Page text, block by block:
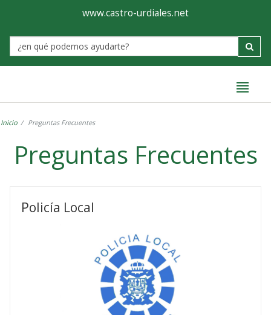
Ayuntamiento
de
Castro-
www.castro-urdiales.net
Label
Inicio Preguntas Frecuentes
Preguntas Frecuentes
Frecuentes
Policía Local